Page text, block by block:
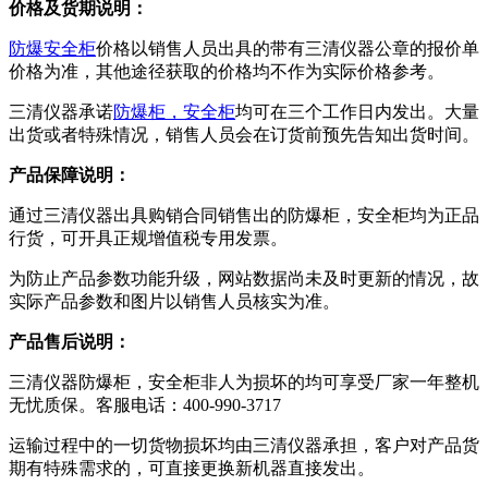
价格及货期说明：
防爆安全柜价格以销售人员出具的带有三清仪器公章的报价单
价格为准，其他途径获取的价格均不作为实际价格参考。
三清仪器承诺防爆柜，安全柜均可在三个工作日内发出。大量
出货或者特殊情况，销售人员会在订货前预先告知出货时间。
产品保障说明：
通过三清仪器出具购销合同销售出的防爆柜，安全柜均为正品
行货，可开具正规增值税专用发票。
为防止产品参数功能升级，网站数据尚未及时更新的情况，故
实际产品参数和图片以销售人员核实为准。
产品售后说明：
三清仪器防爆柜，安全柜非人为损坏的均可享受厂家一年整机
无忧质保。客服电话：400-990-3717
运输过程中的一切货物损坏均由三清仪器承担，客户对产品货
期有特殊需求的，可直接更换新机器直接发出。